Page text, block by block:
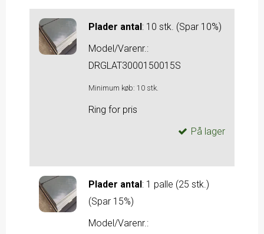
Plader antal : 10 stk. (Spar 10%)
Model/Varenr.:
DRGLAT3000150015S
Minimum køb: 10 stk.
Ring for pris
På lager
Plader antal : 1 palle (25 stk.)
(Spar 15%)
Model/Varenr.: